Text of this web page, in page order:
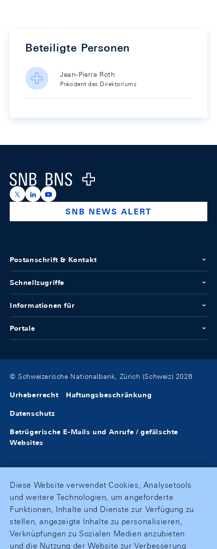
Beteiligte Personen
Jean-Pierre Roth
Präsident des Direktoriums
Logo
https://x.com/snb_bns
https://ch.linkedin.com/company/swiss-national-
https://www.youtube.com/@swissnationalbank
SNB NEWS ALERT
Postanschrift & Kontakt
Schnellzugriffe
Informationen für
Portale
© Schweizerische Nationalbank, Zürich (Schweiz) 2026
Urheberrecht Haftungsbeschränkung
Datenschutz
Betrügerische E-Mails und Anrufe / gefälschte
Websites
Diese Website verwendet Cookies, Analysetools
und weitere Technologien, um angeforderte
Funktionen, Inhalte und Dienste zur Verfügung zu
stellen, angezeigte Inhalte zu personalisieren,
Verknüpfungen zu Sozialen Medien anzubieten
und die Nutzung der Website zur Verbesserung